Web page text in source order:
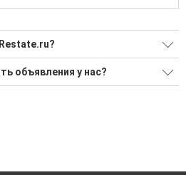
по новостройкам, для
объявления у нас?